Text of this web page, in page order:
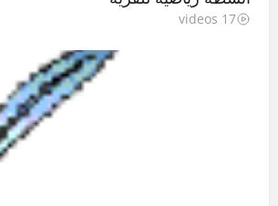
17 videos